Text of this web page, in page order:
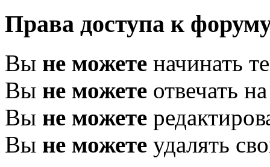
Права доступа к
Вы не можете начинать
Вы не можете отвечать
Вы не можете
Вы не можете удалять